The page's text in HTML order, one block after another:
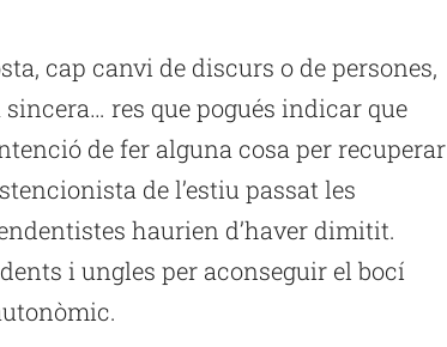
cap canvi de discurs o de persones,
res que pogués indicar que
de fer alguna cosa per recuperar
de l’estiu passat les
haurien d’haver dimitit.
i ungles per aconseguir el bocí